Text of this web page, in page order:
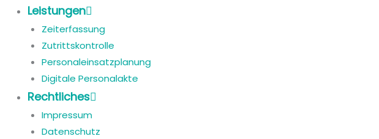
Leistungen
Zeiterfassung
Zutrittskontrolle
Personaleinsatzplanung
Digitale Personalakte
Rechtliches
Impressum
Datenschutz